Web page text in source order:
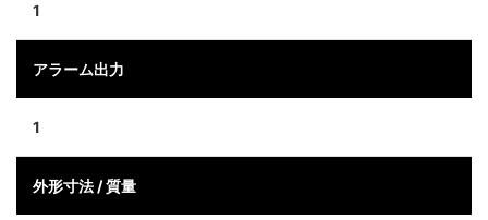
1
アラーム出力
1
外形寸法 / 質量